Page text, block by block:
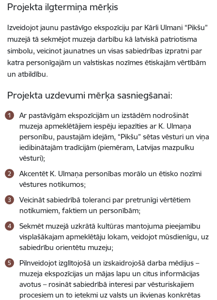
Projekta ilgtermiņa mērķis
Izveidojot jaunu pastāvīgo ekspozīciju par Kārli Ulmani “Pikšu”
muzejā tā sekmējot muzeja darbību kā latviskā patriotisma
simbolu, veicinot jaunatnes un visas sabiedrības izpratni par
katra personīgajām un valstiskas nozīmes ētiskajām vērtībām
un atbildību.
Projekta uzdevumi mērķa sasniegšanai:
Ar pastāvīgām ekspozīcijām un izstādēm nodrošināt
muzeja apmeklētājiem iespēju iepazīties ar K. Ulmaņa
personību, paustajām idejām, “Pikšu” sētas vēsturi un viņa
iedibinātajām tradīcijām (piemēram, Latvijas mazpulku
vēsturi);
Akcentēt K. Ulmaņa personības morālo un ētisko nozīmi
vēstures notikumos;
Veicināt sabiedrībā toleranci par pretrunīgi vērtētiem
notikumiem, faktiem un personībām;
Sekmēt muzejā uzkrātā kultūras mantojuma pieejamību
visplašākajam apmeklētāju lokam, veidojot mūsdienīgu, uz
sabiedrību orientētu muzeju;
Pilnveidojot izglītojošā un izskaidrojošā darba mēdijus –
muzeja ekspozīcijas un mājas lapu un citus informācijas
avotus – rosināt sabiedrībā interesi par vēsturiskajiem
procesiem un to ietekmi uz valsts un ikvienas konkrētas